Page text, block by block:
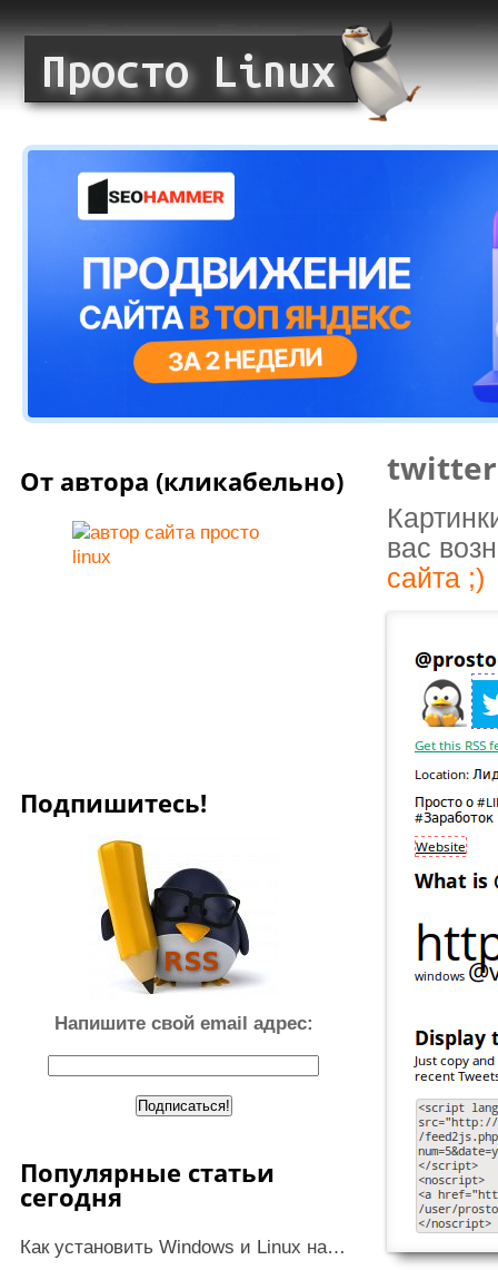
twitter
вас
сайта ;)
От автора (кликабельно)
Подпишитесь!
Напишите свой email адрес:
Популярные статьи
сегодня
Как установить Windows и Linux на…